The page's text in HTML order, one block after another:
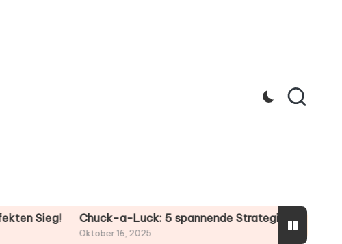
Chuck-a-Luck: 5 spannende Strategien für deinen Gewinn!
Oktober 16, 2025